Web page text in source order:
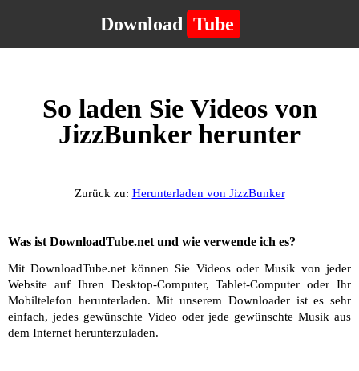
Download Tube
So laden Sie Videos von
JizzBunker herunter
Zurück zu: Herunterladen von JizzBunker
Was ist DownloadTube.net und wie verwende ich es?
Mit DownloadTube.net können Sie Videos oder Musik von jeder
Website auf Ihren Desktop-Computer, Tablet-Computer oder Ihr
Mobiltelefon herunterladen. Mit unserem Downloader ist es sehr
einfach, jedes gewünschte Video oder jede gewünschte Musik aus
dem Internet herunterzuladen.